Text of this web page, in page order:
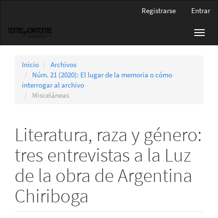
principal
Barra
Registrarse Entrar
Inicio
Archivos
Núm. 21 (2020): El lugar de la memoria o cómo
interrogar al archivo
Misceláneas
Literatura, raza y género:
tres entrevistas a la Luz
de la obra de Argentina
Chiriboga